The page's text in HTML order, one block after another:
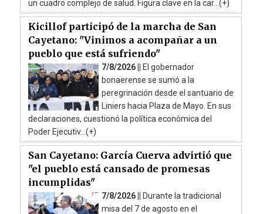
un cuadro complejo de salud. Figura clave en la car...(+)
Kicillof participó de la marcha de San
Cayetano: "Vinimos a acompañar a un
pueblo que está sufriendo"
7/8/2026 ||
El gobernador
bonaerense se sumó a la
peregrinación desde el santuario de
Liniers hacia Plaza de Mayo. En sus
declaraciones, cuestionó la política económica del
Poder Ejecutiv...(+)
San Cayetano: García Cuerva advirtió que
"el pueblo está cansado de promesas
incumplidas"
7/8/2026 ||
Durante la tradicional
misa del 7 de agosto en el